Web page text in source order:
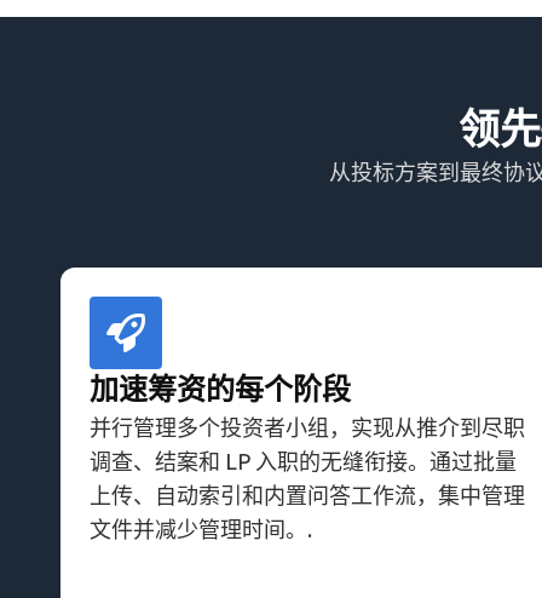
领
从投标方案到最终协
加速筹资的每个阶段
并行管理多个投资者小组，实现从推介到尽职
调查、结案和 LP 入职的无缝衔接。通过批量
上传、自动索引和内置问答工作流，集中管理
文件并减少管理时间。.